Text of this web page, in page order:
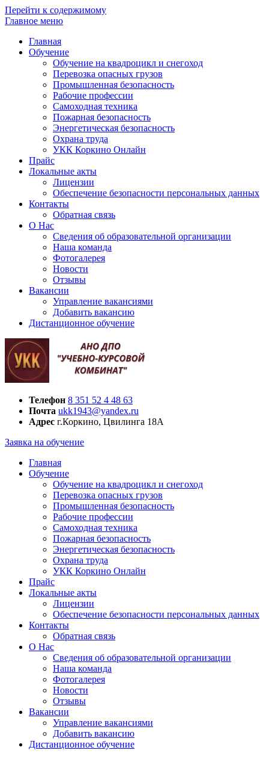
Перейти к содержимому
Главное меню
Главная
Обучение
Обучение на квадроцикл и снегоход
Перевозка опасных грузов
Промышленная безопасность
Рабочие профессии
Самоходная техника
Пожарная безопасность
Энергетическая безопасность
Охрана труда
УКК Коркино Онлайн
Прайс
Локальные акты
Лицензии
Обеспечение безопасности персональных данных
Контакты
Обратная связь
О Нас
Сведения об образовательной организации
Наша команда
Фотогалерея
Новости
Отзывы
Вакансии
Управление вакансиями
Добавить вакансию
Дистанционное обучение
Телефон 8 351 52 4 48 63
Почта ukk1943@yandex.ru
Адрес г.Коркино, Цвилинга 18А
Заявка на обучение
Главная
Обучение
Обучение на квадроцикл и снегоход
Перевозка опасных грузов
Промышленная безопасность
Рабочие профессии
Самоходная техника
Пожарная безопасность
Энергетическая безопасность
Охрана труда
УКК Коркино Онлайн
Прайс
Локальные акты
Лицензии
Обеспечение безопасности персональных данных
Контакты
Обратная связь
О Нас
Сведения об образовательной организации
Наша команда
Фотогалерея
Новости
Отзывы
Вакансии
Управление вакансиями
Добавить вакансию
Дистанционное обучение